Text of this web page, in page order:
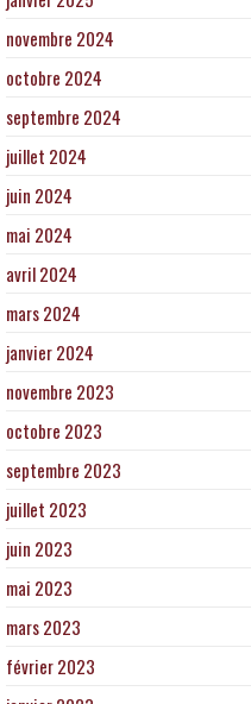
novembre 2024
octobre 2024
septembre 2024
juillet 2024
juin 2024
mai 2024
avril 2024
mars 2024
janvier 2024
novembre 2023
octobre 2023
septembre 2023
juillet 2023
juin 2023
mai 2023
mars 2023
février 2023